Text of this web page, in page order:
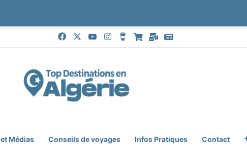
FacebookYouTubeInstagramBuy Me a Coffee
Boutique
MailGoogle News
Médias Conseils de voyages Infos Pratiques Contact